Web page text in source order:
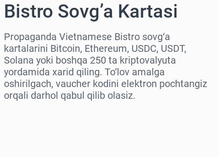
Bistro Sovg’a Kartasi
Propaganda Vietnamese Bistro sovg‘a
kartalarini Bitcoin, Ethereum, USDC, USDT,
Solana yoki boshqa 250 ta kriptovalyuta
yordamida xarid qiling. To‘lov amalga
oshirilgach, vaucher kodini elektron pochtangiz
orqali darhol qabul qilib olasiz.